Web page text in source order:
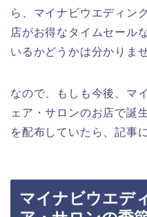
ら、マイナビウエディン
店がお得なタイムセール
いるかどうかは分かりま
なので、もしも今後、マ
ェア・サロンのお店で誕
を配布していたら、記事
マイナビウエデ